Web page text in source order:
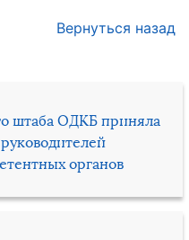
штаба ОДКБ приняла
органов
Вернуться назад